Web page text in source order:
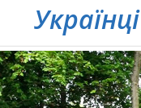
Українці